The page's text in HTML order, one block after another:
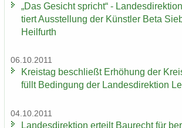
„Das Ge­sicht spricht“ -
tiert Aus­stel­lung der Künst­ler Beta
Heil­furth
06.10.2011
Kreis­tag be­schließt Er­hö­hung der
füllt Be­din­gung der Lan­des­di­rek­ti­on
04.10.2011
Lan­des­di­rek­ti­on er­teilt Bau­recht für